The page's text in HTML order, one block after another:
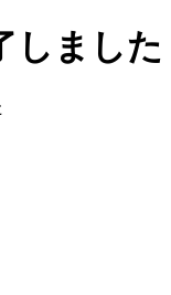
しました